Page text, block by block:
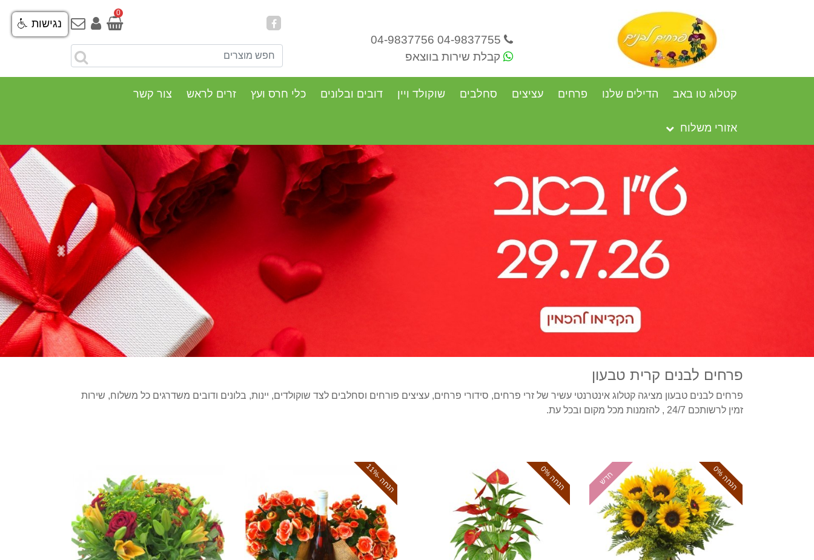
קבלת שירות בווצאפ
0
קטלוג טו באב הדילים שלנו פרחים עציצים סחלבים שוקולד ויין דובים ובלונים כלי חרס ועץ זרים לראש צור קשר
אזורי משלוח
Previous
Next
פרחים לבנים קרית טבעון
פרחים לבנים טבעון מציגה קטלוג אינטרנטי עשיר של זרי פרחים, סידורי פרחים, עציצים פורחים וסחלבים לצד שוקולדים, יינות, בלונים ודובים משדרגים כל משלוח, שירות
זמין לרשותכם 24/7 , להזמנות מכל מקום ובכל עת.
חדש ה
נ
ח
ה
0
%
ה
נ
ח
ה
0
%
ה
נ
ח
ה
-
1
1
%
נגישות